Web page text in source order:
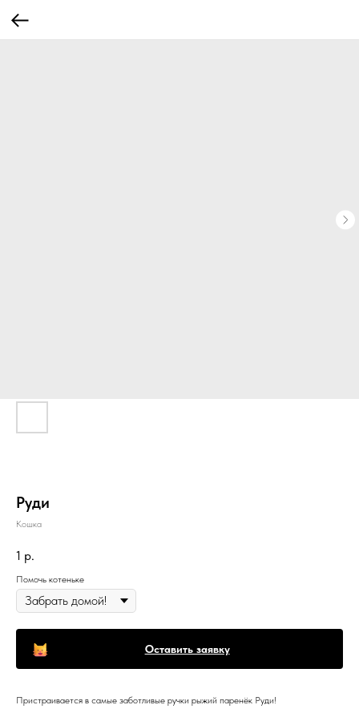
Руди
Кошка
1 р.
Помочь котеньке
Оставить заявку
Пристраивается в самые заботливые ручки рыжий паренёк Руди!